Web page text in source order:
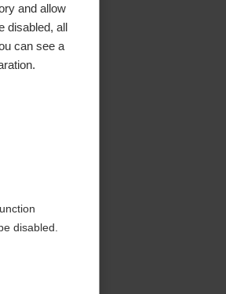
and allow
disabled, all
can see a
disabled.